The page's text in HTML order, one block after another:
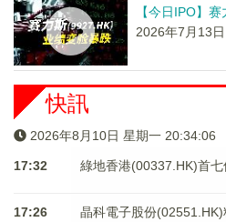
【今日IPO】
2026年7月13
快訊
2026年8月10日 星期一 20:34:06
17:32 綠地香港(00337.HK)首
17:26
晶科電子股份